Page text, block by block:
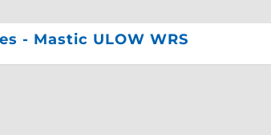
- Mastic ULOW WRS